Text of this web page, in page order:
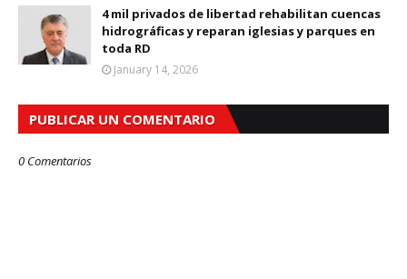
4 mil privados de libertad rehabilitan cuencas
hidrográficas y reparan iglesias y parques en
toda RD
January 14, 2026
PUBLICAR UN COMENTARIO
0 Comentarios